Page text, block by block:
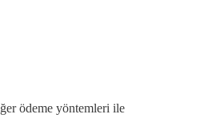
ödeme yöntemleri ile